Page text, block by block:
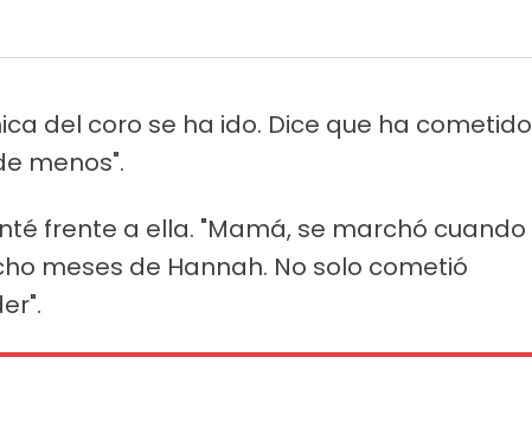
del coro se ha ido. Dice que ha cometido
menos".
frente a ella. "Mamá, se marchó cuando
meses de Hannah. No solo cometió